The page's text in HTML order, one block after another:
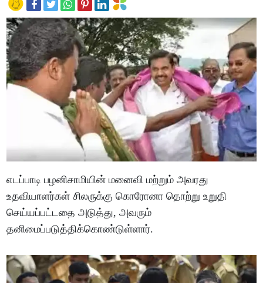
எடப்பாடி பழனிசாமியின் மனைவி மற்றும் அவரது
உதவியாளர்கள் சிலருக்கு கொரோனா தொற்று உறுதி
செய்யப்பட்டதை அடுத்து, அவரும்
தனிமைப்படுத்திக்கொண்டுள்ளார்.